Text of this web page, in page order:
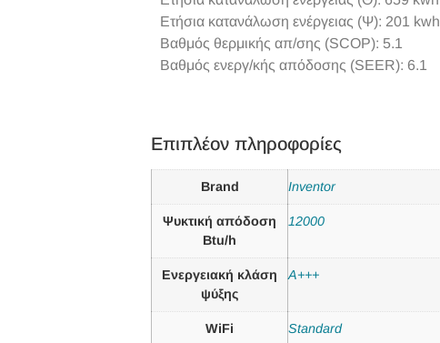
Ετήσια κατανάλωση ενέργειας (Ψ): 201 kwh
Βαθμός θερμικής απ/σης (SCOP): 5.1
Βαθμός ενεργ/κής απόδοσης (SEER): 6.1
Επιπλέον πληροφορίες
Brand Inventor
Ψυκτική απόδοση
Btu/h
12000
Ενεργειακή κλάση
ψύξης
A+++
WiFi Standard